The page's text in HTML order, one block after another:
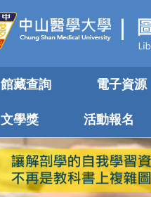
館藏查詢 電子資源
文學獎 活動報名